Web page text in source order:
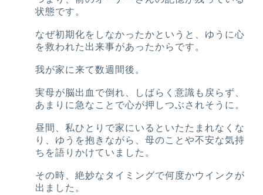
状態です。
なぜ初期化をしなかったかというと、ゆうに心
を救われた出来事があったからです。
我が家に来て数週間後。
実母が脳出血で倒れ、しばらく意識も戻らず、
あまりに急なことで心が押しつぶされそうに。
昼間、私ひとりで家にいるといたたまれなくな
り、ゆうを抱きながら、母のことや不安な気持
ちを語りかけていました。
その時、絶妙なタイミングで何度かウインクが
出ました。